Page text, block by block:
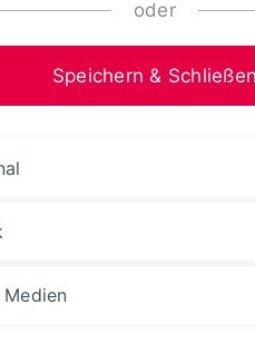
oder
Speichern & Schließen